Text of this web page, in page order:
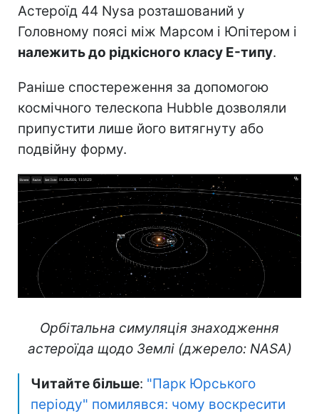
Астероїд 44 Nysa розташований у
Головному поясі між Марсом і Юпітером і
належить до рідкісного класу E-типу.
Раніше спостереження за допомогою
космічного телескопа Hubble дозволяли
припустити лише його витягнуту або
подвійну форму.
Орбітальна симуляція знаходження
астероїда щодо Землі (джерело: NASA)
Читайте більше: "Парк Юрського
періоду" помилявся: чому воскресити